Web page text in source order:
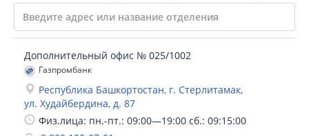
Дополнительный офис № 025/1002
Газпромбанк
Республика Башкортостан, г. Стерлитамак,
ул. Худайбердина, д. 87
Физ.лица: пн.-пт.: 09:00—19:00 сб.: 09:15:00